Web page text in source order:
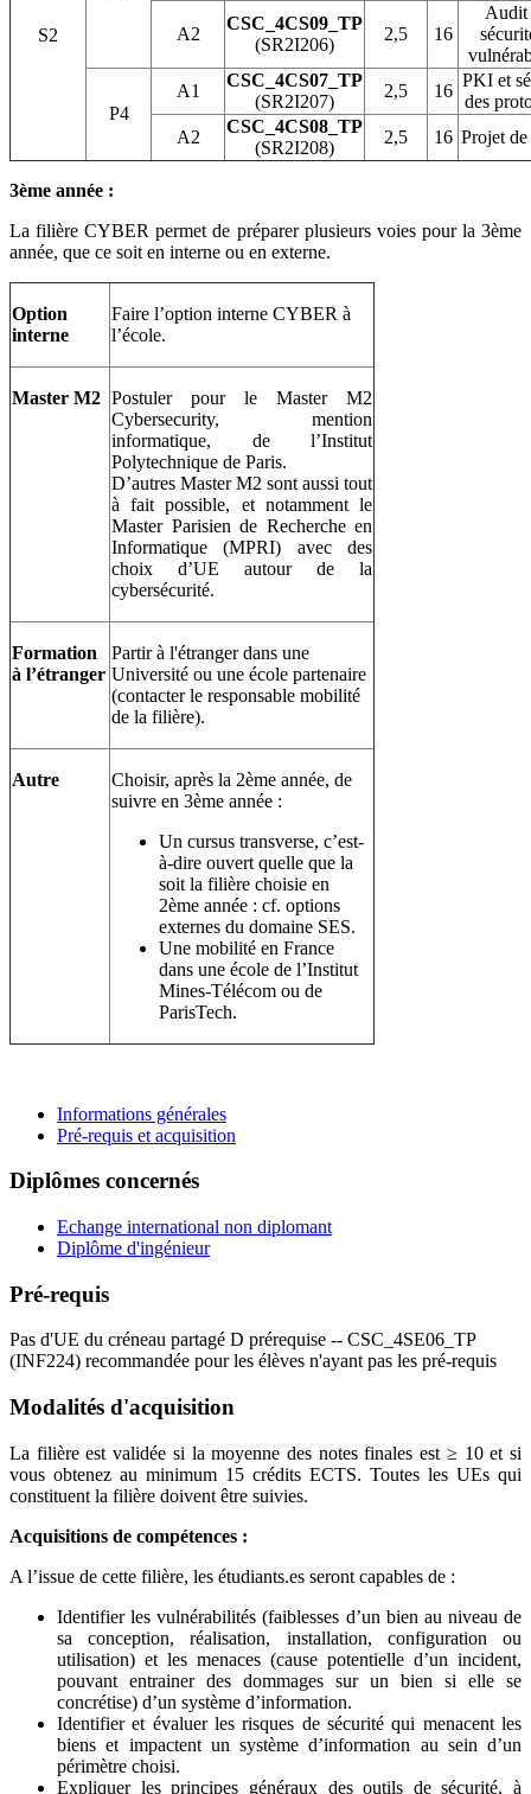
S2 A2
CSC_4CS09_TP
(SR2I206)
2,5 16
Audit
P4
A1
CSC_4CS07_TP
(SR2I207)
2,5 16
PKI et
des
A2
CSC_4CS08_TP
(SR2I208)
2,5 16 Projet
3ème année :
La filière CYBER permet de préparer plusieurs voies pour la 3ème
année, que ce soit en interne ou en externe.
Option
interne
Faire l’option interne CYBER à
l’école.
Master M2 Postuler pour le Master M2
Cybersecurity, mention
informatique, de l’Institut
Polytechnique de Paris.
D’autres Master M2 sont aussi tout
à fait possible, et notamment le
Master Parisien de Recherche en
Informatique (MPRI) avec des
choix d’UE autour de la
cybersécurité.
Formation
à l’étranger
Partir à l'étranger dans une
Université ou une école partenaire
(contacter le responsable mobilité
de la filière).
Autre
Choisir, après la 2ème année, de
suivre en 3ème année :
Un cursus transverse, c’est-
à-dire ouvert quelle que la
soit la filière choisie en
2ème année : cf. options
externes du domaine SES.
Une mobilité en France
dans une école de l’Institut
Mines-Télécom ou de
ParisTech.
Informations générales
Pré-requis et acquisition
Diplômes concernés
Echange international non diplomant
Diplôme d'ingénieur
Pré-requis
Pas d'UE du créneau partagé D prérequise -- CSC_4SE06_TP
(INF224) recommandée pour les élèves n'ayant pas les pré-requis
Modalités d'acquisition
La filière est validée si la moyenne des notes finales est ≥ 10 et si
vous obtenez au minimum 15 crédits ECTS. Toutes les UEs qui
constituent la filière doivent être suivies.
Acquisitions de compétences :
A l’issue de cette filière, les étudiants.es seront capables de :
Identifier les vulnérabilités (faiblesses d’un bien au niveau de
sa conception, réalisation, installation, configuration ou
utilisation) et les menaces (cause potentielle d’un incident,
pouvant entrainer des dommages sur un bien si elle se
concrétise) d’un système d’information.
Identifier et évaluer les risques de sécurité qui menacent les
biens et impactent un système d’information au sein d’un
périmètre choisi.
Expliquer les principes généraux des outils de sécurité, à